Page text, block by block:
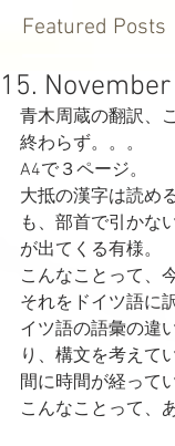
Featured Posts
15.
青木周蔵の翻訳、
終わらず。。。
A4で３ページ。
大抵の漢字は読め
も、部首で引かな
が出てくる有様。
こんなことって、
それをドイツ語に
イツ語の語彙の違
り、構文を考えて
間に時間が経ってい
こんなことって、